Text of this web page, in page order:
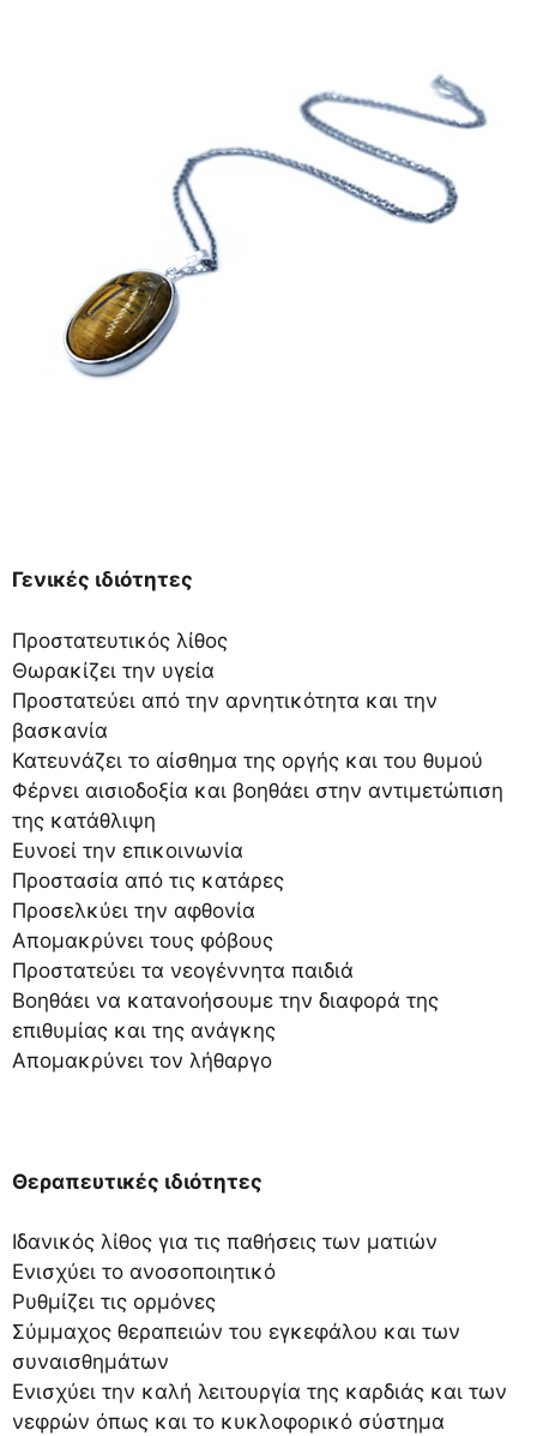
Γενικές ιδιότητες
Προστατευτικός λίθος
Θωρακίζει την υγεία
Προστατεύει από την αρνητικότητα και την
βασκανία
Κατευνάζει το αίσθημα της οργής και του θυμού
Φέρνει αισιοδοξία και βοηθάει στην αντιμετώπιση
της κατάθλιψη
Ευνοεί την επικοινωνία
Προστασία από τις κατάρες
Προσελκύει την αφθονία
Απομακρύνει τους φόβους
Προστατεύει τα νεογέννητα παιδιά
Βοηθάει να κατανοήσουμε την διαφορά της
επιθυμίας και της ανάγκης
Απομακρύνει τον λήθαργο
Θεραπευτικές ιδιότητες
Ιδανικός λίθος για τις παθήσεις των ματιών
Ενισχύει το ανοσοποιητικό
Ρυθμίζει τις ορμόνες
Σύμμαχος θεραπειών του εγκεφάλου και των
συναισθημάτων
Ενισχύει την καλή λειτουργία της καρδιάς και των
νεφρών όπως και το κυκλοφορικό σύστημα